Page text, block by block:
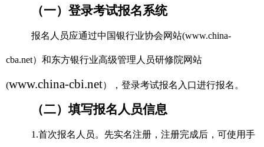
（一）登录考试报名系统
报名人员应通过中国银行业协会网站(www.china-
cba.net） 和东方银行业高级管理人员研修院网站
(www.china-cbi.net） ，登录考试报名入口进行报名。
（二）填写报名人员信息
1.首次报名人员。先实名注册，注册完成后，可使用手